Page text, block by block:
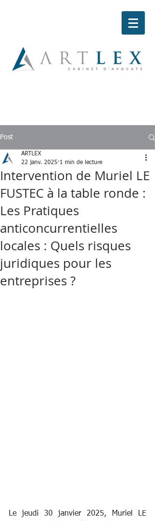
Post
Intervention de Muriel LE
FUSTEC à la table ronde :
Les Pratiques
anticoncurrentielles
locales : Quels risques
juridiques pour les
entreprises ?
ARTLEX
22 janv. 2025 1 min de lecture
Le jeudi 30 janvier 2025, Muriel LE